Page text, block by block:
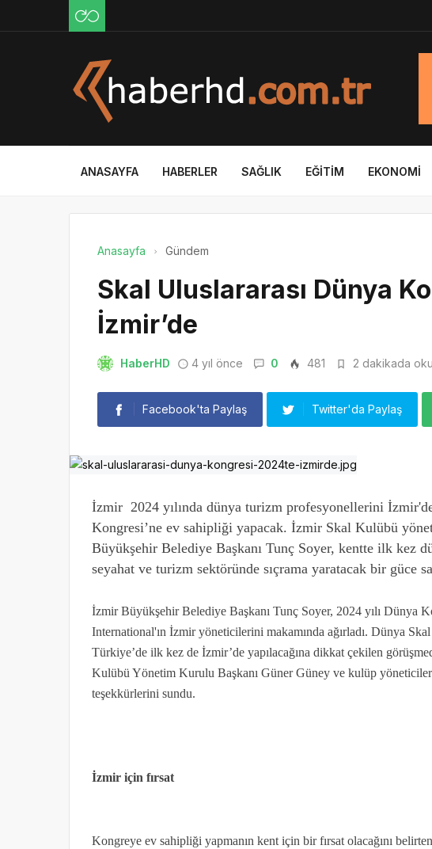
ANASAYFA HABERLER SAĞLIK EĞITIM EKONOMI
Anasayfa Gündem
Skal Uluslararası Dünya
İzmir’de
HaberHD 4 yıl önce 0 481 2 dakikada
Facebook'ta Paylaş Twitter'da Paylaş
İzmir 2024 yılında dünya turizm profesyonellerini
Kongresi’ne ev sahipliği yapacak. İzmir Skal Kulübü
Büyükşehir Belediye Başkanı Tunç Soyer, kentte ilk kez
seyahat ve turizm sektöründe sıçrama yaratacak bir güce
İzmir Büyükşehir Belediye Başkanı Tunç Soyer, 2024 yılı Dünya
International'ın İzmir yöneticilerini makamında ağırladı. Dünya
Türkiye’de ilk kez de İzmir’de yapılacağına dikkat çekilen
Kulübü Yönetim Kurulu Başkanı Güner Güney ve kulüp
teşekkürlerini sundu.
İzmir için fırsat
Kongreye ev sahipliği yapmanın kent için bir fırsat olacağını